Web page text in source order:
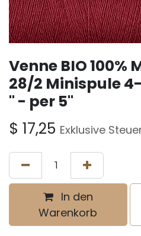
Venne BIO 100%
28/2 Minispule
" - per 5"
$ 17,25 Exklusive
In den
Warenkorb